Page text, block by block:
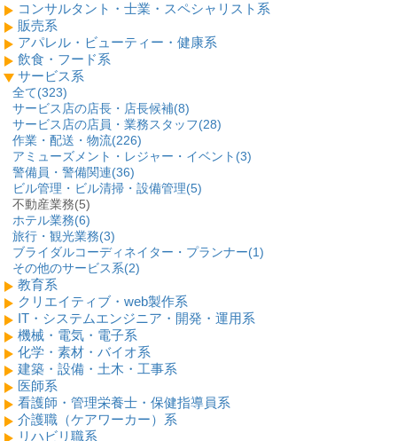
コンサルタント・士業・スペシャリスト系
販売系
アパレル・ビューティー・健康系
飲食・フード系
サービス系
全て(323)
サービス店の店長・店長候補(8)
サービス店の店員・業務スタッフ(28)
作業・配送・物流(226)
アミューズメント・レジャー・イベント(3)
警備員・警備関連(36)
ビル管理・ビル清掃・設備管理(5)
不動産業務(5)
ホテル業務(6)
旅行・観光業務(3)
ブライダルコーディネイター・プランナー(1)
その他のサービス系(2)
教育系
クリエイティブ・web製作系
IT・システムエンジニア・開発・運用系
機械・電気・電子系
化学・素材・バイオ系
建築・設備・土木・工事系
医師系
看護師・管理栄養士・保健指導員系
介護職（ケアワーカー）系
リハビリ職系